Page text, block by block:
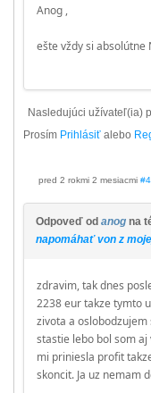
Anog ,
ešte vždy si absolútne
Nasledujúci užívateľ(ia)
Prosím Prihlásiť alebo
pred 2 rokmi 2 mesiacmi
Odpoveď od anog na
napomáhať von z
zdravim, tak dnes
2238 eur takze tymto
zivota a oslobodzujem
stastie lebo bol som
mi priniesla profit
skoncit. Ja uz nemam